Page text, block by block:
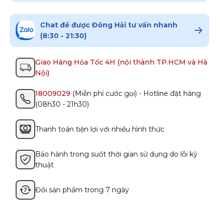
Chat để được Đông Hải tư vấn nhanh
(8:30 - 21:30)
Giao Hàng Hỏa Tốc 4H (nội thành TP.HCM và Hà
Nội)
18009029 (Miễn phí cước gọi) - Hotline đặt hàng
(08h30 - 21h30)
Thanh toán tiện lợi với nhiều hình thức
Bảo hành trong suốt thời gian sử dụng do lỗi kỹ
thuật
Đổi sản phẩm trong 7 ngày